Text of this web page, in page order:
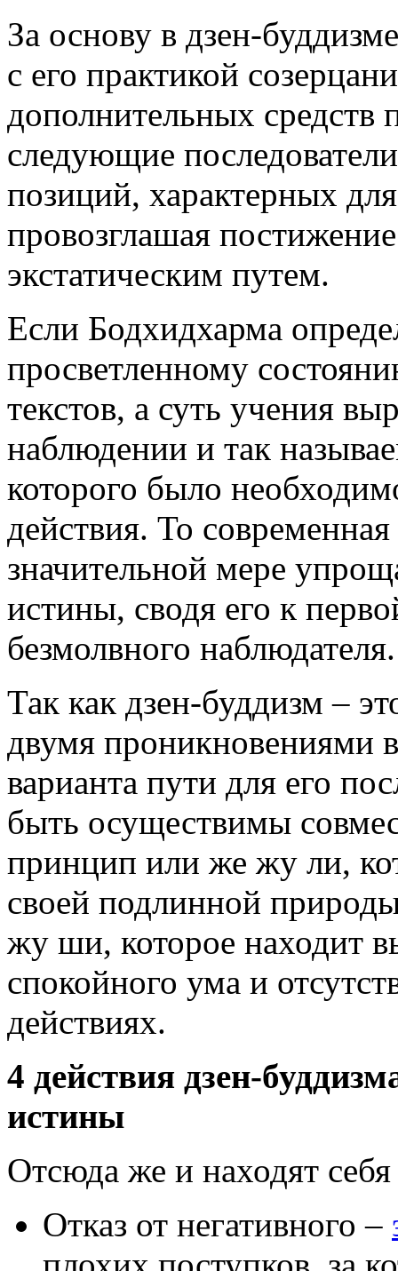
За основу в дзен-
с его практикой
дополнительных
следующие
позиций, характерных
провозглашая
экстатическим путем.
Если Бодхидхарма
просветленному
текстов, а суть учения
наблюдении и так
которого было
действия. То
значительной мере
истины, сводя его к
безмолвного наблюдателя.
Так как дзен-буддизм –
двумя проникновениями
варианта пути для его
быть осуществимы
принцип или же жу ли,
своей подлинной
жу ши, которое находит
спокойного ума и
действиях.
4 действия дзен-
истины
Отсюда же и находят
Отказ от негативного –